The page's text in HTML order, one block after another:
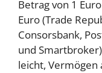
Betrag von 1
Euro (Trade
Consorsbank,
und
leicht, Vermögen